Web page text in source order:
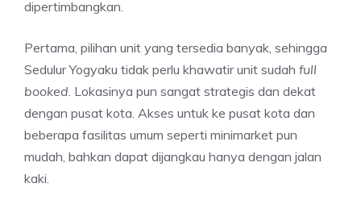
dipertimbangkan.
Pertama, pilihan unit yang tersedia banyak, sehingga
Sedulur Yogyaku tidak perlu khawatir unit sudah full
booked . Lokasinya pun sangat strategis dan dekat
dengan pusat kota. Akses untuk ke pusat kota dan
beberapa fasilitas umum seperti minimarket pun
mudah, bahkan dapat dijangkau hanya dengan jalan
kaki.